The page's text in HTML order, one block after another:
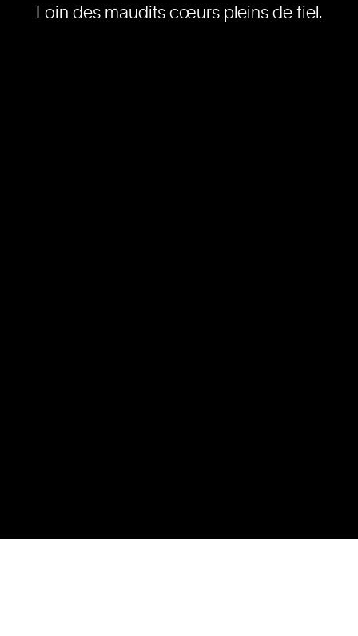
Loin des maudits cœurs pleins de fiel.